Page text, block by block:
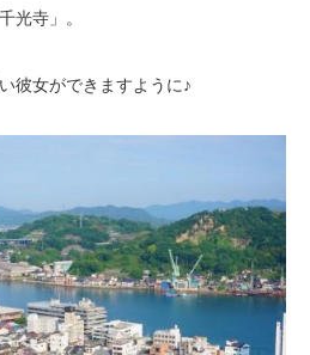
光寺」。
彼女ができますように♪